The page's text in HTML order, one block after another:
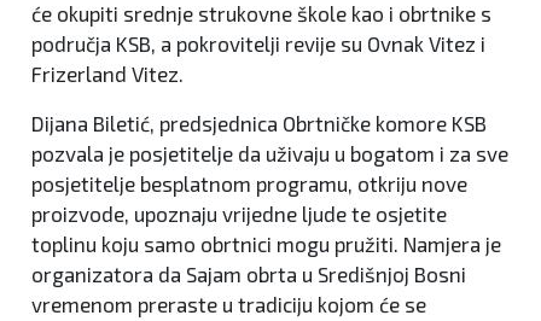
će okupiti srednje strukovne škole kao i obrtnike s
područja KSB, a pokrovitelji revije su Ovnak Vitez i
Frizerland Vitez.
Dijana Biletić, predsjednica Obrtničke komore KSB
pozvala je posjetitelje da uživaju u bogatom i za sve
posjetitelje besplatnom programu, otkriju nove
proizvode, upoznaju vrijedne ljude te osjetite
toplinu koju samo obrtnici mogu pružiti. Namjera je
organizatora da Sajam obrta u Središnjoj Bosni
vremenom preraste u tradiciju kojom će se